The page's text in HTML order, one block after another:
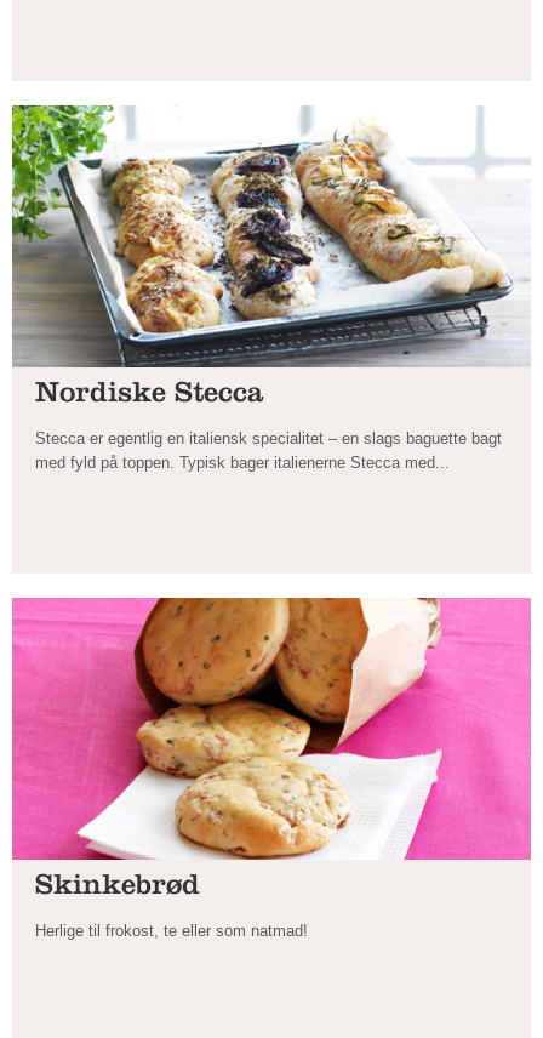
Nordiske Stecca
Stecca er egentlig en italiensk specialitet – en slags baguette bagt
med fyld på toppen. Typisk bager italienerne Stecca med...
Skinkebrød
Herlige til frokost, te eller som natmad!